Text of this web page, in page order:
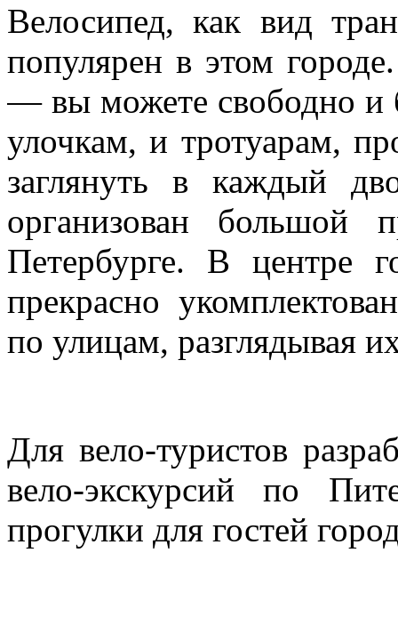
Велосипед, как вид
популярен в этом
— вы можете свободно и
улочкам, и тротуарам,
заглянуть в каждый
организован большой
Петербурге. В центре
прекрасно
по улицам, разглядывая
Для вело-туристов
вело-экскурсий по
прогулки для гостей